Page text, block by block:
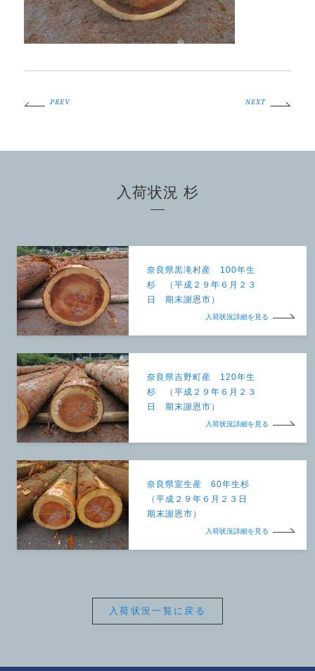
PREV NEXT
入荷状況 杉
奈良県黒滝村産 100年生
杉 （平成２９年６月２３
日 期末謝恩市）
入荷状況詳細を見る
奈良県吉野町産 120年生
杉 （平成２９年６月２３
日 期末謝恩市）
入荷状況詳細を見る
奈良県室生産 60年生杉
（平成２９年６月２３日
期末謝恩市）
入荷状況詳細を見る
入荷状況一覧に戻る